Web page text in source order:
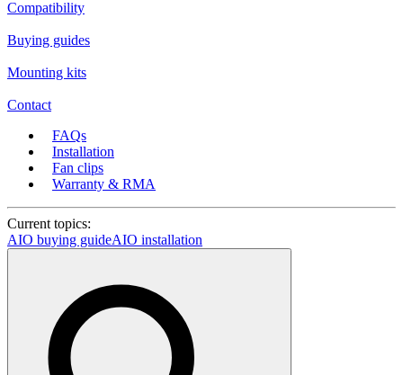
Compatibility
Buying guides
Mounting kits
Contact
FAQs
Installation
Fan clips
Warranty & RMA
Current topics:
AIO buying guideAIO installation